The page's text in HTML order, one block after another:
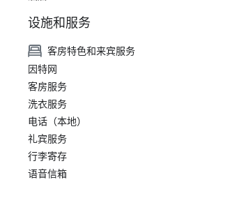
设施和服务
客房特色和来宾服务
因特网
客房服务
洗衣服务
电话（本地）
礼宾服务
行李寄存
语音信箱